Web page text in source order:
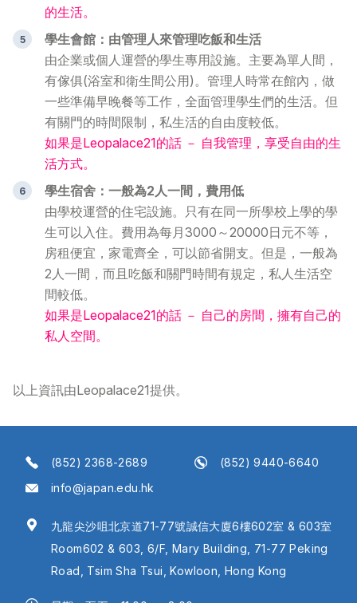
的生活。
學生會館：由管理人來管理吃飯和生活
由企業或個人運營的學生專用設施。主要為單人間，
有傢俱(浴室和衛生間公用)。管理人時常在館內，做
一些準備早晚餐等工作，全面管理學生們的生活。但
有關門的時間限制，私生活的自由度較低。
如果是Leopalace21的話 － 自我管理，享受自由的生
活方式。
學生宿舍：一般為2人一間，費用低
由學校運營的住宅設施。只有在同一所學校上學的學
生可以入住。費用為每月3000～20000日元不等，
房租便宜，家電齊全，可以節省開支。但是，一般為
2人一間，而且吃飯和關門時間有規定，私人生活空
間較低。
如果是Leopalace21的話 － 自己的房間，擁有自己的
私人空間。
以上資訊由Leopalace21提供。
(852) 2368-2689
(852) 9440-6640
info@japan.edu.hk
九龍尖沙咀北京道71-77號誠信大廈6樓602室 & 603室
Room602 & 603, 6/F, Mary Building, 71-77 Peking
Road, Tsim Sha Tsui, Kowloon, Hong Kong